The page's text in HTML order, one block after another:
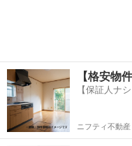
【格安物
【保証人ナ
ニフティ不動産